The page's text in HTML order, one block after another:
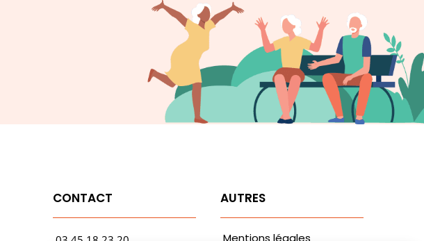
CONTACT AUTRES
Mentions légales